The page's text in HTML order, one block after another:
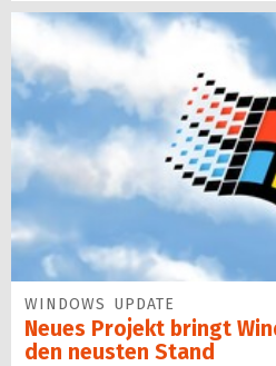
WINDOWS UPDATE
Neues Projekt bringt
den neusten Stand